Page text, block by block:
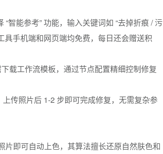
智能参考” 功能，输入关键词如 “去掉折痕 / 污
具手机端和网页端均免费，每日还会赠送积
载工作流模板，通过节点配置精细控制修复
传照片后 1-2 步即可完成修复，无需复杂参
即可自动上色，其算法擅长还原自然肤色和